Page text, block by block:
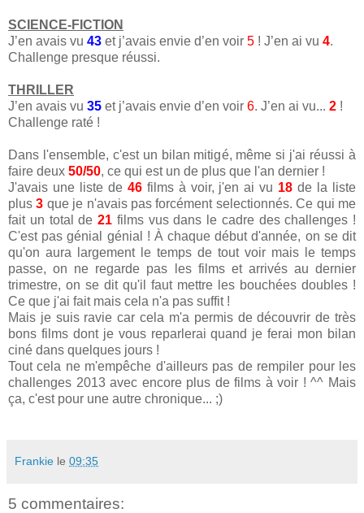
SCIENCE-FICTION
J’en avais vu 43 et j’avais envie d’en voir 5 ! J’en ai vu 4.
Challenge presque réussi.
THRILLER
J’en avais vu 35 et j’avais envie d’en voir 6. J’en ai vu... 2 !
Challenge raté !
Dans l'ensemble, c'est un bilan mitigé, même si j'ai réussi à
faire deux 50/50, ce qui est un de plus que l'an dernier !
J'avais une liste de 46films à voir, j'en ai vu 18 de la liste
plus3 que je n'avais pas forcément selectionnés. Ce qui me
fait un total de 21 films vus dans le cadre des challenges !
C'est pas génial génial ! À chaque début d'année, on se dit
qu'on aura largement le temps de tout voir mais le temps
passe, on ne regarde pas les films et arrivés au dernier
trimestre, on se dit qu'il faut mettre les bouchées doubles !
Ce que j'ai fait mais cela n'a pas suffit !
Mais je suis ravie car cela m'a permis de découvrir de très
bons films dont je vous reparlerai quand je ferai mon bilan
ciné dans quelques jours !
Tout cela ne m'empêche d'ailleurs pas de rempiler pour les
challenges 2013 avec encore plus de films à voir ! ^^ Mais
ça, c'est pour une autre chronique... ;)
Frankie le 09:35
5 commentaires: